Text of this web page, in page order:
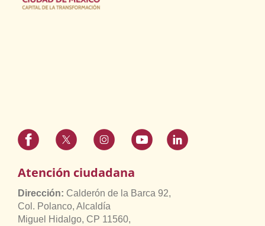
Atención ciudadana
Dirección: Calderón de la Barca 92,
Col. Polanco, Alcaldía
Miguel Hidalgo, CP 11560,